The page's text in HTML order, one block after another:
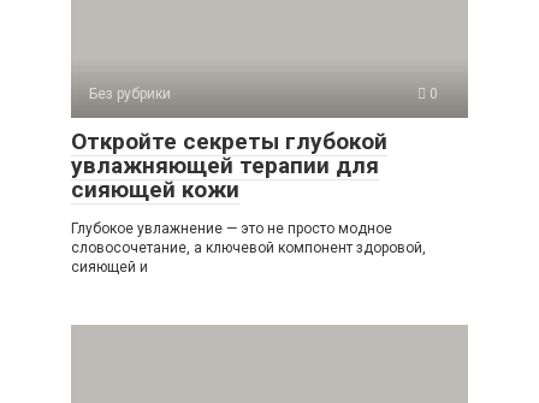
Без рубрики 0
Откройте секреты глубокой
увлажняющей терапии для
сияющей кожи
Глубокое увлажнение — это не просто модное
словосочетание, а ключевой компонент здоровой,
сияющей и